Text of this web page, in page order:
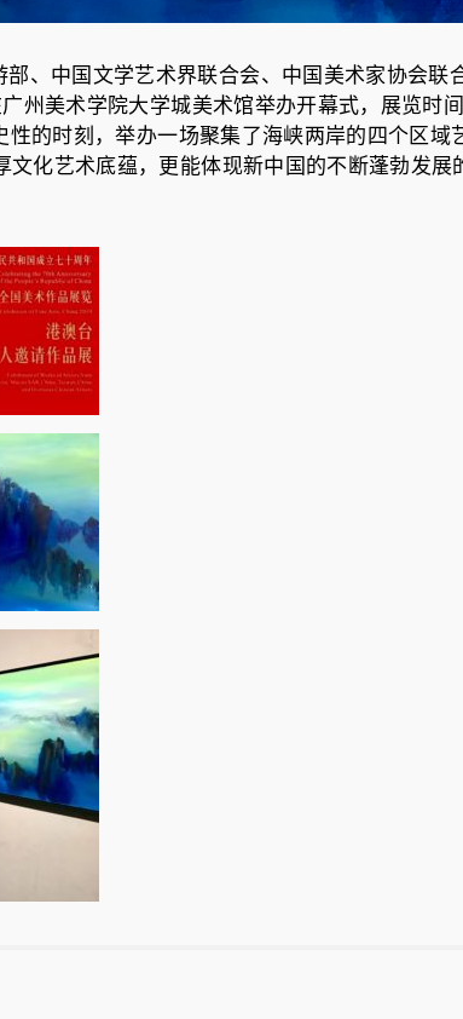
、 中国文学艺术界联合会、中国美术家协会联
州美术学院大学城美术馆举办开幕式，展览时
性的时刻，举办一场聚集了海峡两岸的四个区域
化艺术底蕴， 更能体现新中国的不断蓬勃发展